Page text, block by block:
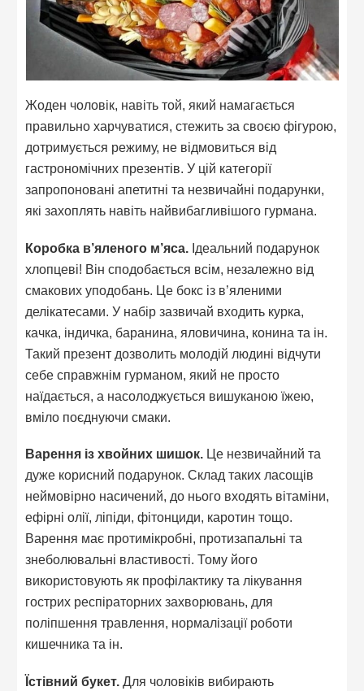
Жоден чоловік, навіть той, який намагається
правильно харчуватися, стежить за своєю фігурою,
дотримується режиму, не відмовиться від
гастрономічних презентів. У цій категорії
запропоновані апетитні та незвичайні подарунки,
які захоплять навіть найвибагливішого гурмана.
Коробка в’яленого м’яса. Ідеальний подарунок
хлопцеві! Він сподобається всім, незалежно від
смакових уподобань. Це бокс із в’яленими
делікатесами. У набір зазвичай входить курка,
качка, індичка, баранина, яловичина, конина та ін.
Такий презент дозволить молодій людині відчути
себе справжнім гурманом, який не просто
наїдається, а насолоджується вишуканою їжею,
вміло поєднуючи смаки.
Варення із хвойних шишок. Це незвичайний та
дуже корисний подарунок. Склад таких ласощів
неймовірно насичений, до нього входять вітаміни,
ефірні олії, ліпіди, фітонциди, каротин тощо.
Варення має протимікробні, протизапальні та
знеболювальні властивості. Тому його
використовують як профілактику та лікування
гострих респіраторних захворювань, для
поліпшення травлення, нормалізації роботи
кишечника та ін.
Їстівний букет. Для чоловіків вибирають